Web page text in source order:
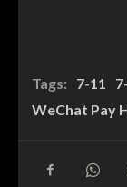
Tags: 7-11
WeChat Pay